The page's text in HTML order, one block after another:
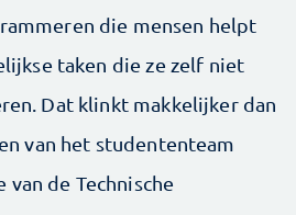
die mensen helpt
taken die ze zelf niet
Dat klinkt makkelijker dan
van het studententeam
van de Technische